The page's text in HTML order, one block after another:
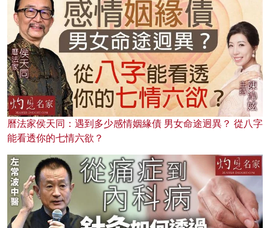
曆法家侯天同：遇到多少感情姻緣債 男女命途迥異？ 從八字
能看透你的七情六欲？